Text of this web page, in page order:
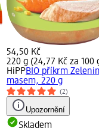
54,50 Kč
220 g (24,77 Kč za 100
HiPPBIO příkrm
masem, 220 g
(2)
Upozornění
Skladem